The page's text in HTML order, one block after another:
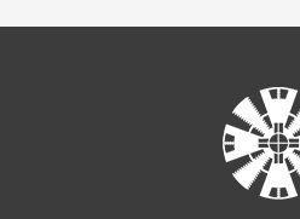
道局优秀共青团干部、中国中铁青年岗位
中铁股份有限公司重大课题在内的十余项
论分析、数值模拟及室内试验工作。研制
家重点实验室青年郭璐以团代表的身份参
五届团委委员。-郭璐在会场- 2021年12
重点实验室团工委组织召开了宣贯共青团
名后，实验室团青工作再获此殊荣。2021
正确领导和大力支持下，实验室团工委深
六中全会精神、团的十八大精神，不忘初
委书记、工会工委主任李治国，执行主任
代表参加了会议。 为切实维护职工的合法
根据相关法律、法规，结合实验室实际，
议在郑州隆重召开，实验室领导班子及全
五届二次职代会暨2022年度工作会议精神
点实验室2021年度工作，深刻分析了当前